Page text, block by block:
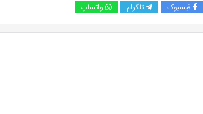
فیسبوک تلگرام واتساپ